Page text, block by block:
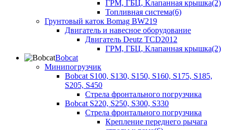
ГРМ, ГБЦ, Клапанная крышка(2)
Топливная система(6)
Грунтовый каток Bomag BW219
Двигатель и навесное оборудование
Двигатель Deutz TCD2012
ГРМ, ГБЦ, Клапанная крышка(2)
Bobcat
Минипогрузчик
Bobcat S100, S130, S150, S160, S175, S185,
S205, S450
Стрела фронтального погрузчика
Bobcat S220, S250, S300, S330
Стрела фронтального погрузчика
Крепление переднего рычага